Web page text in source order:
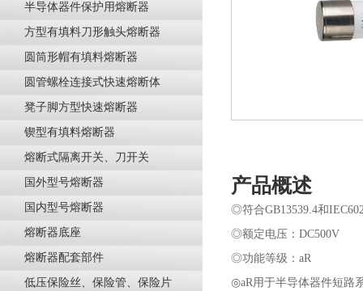
半导体器件保护用熔断器
方型有填料刀形触头熔断器
圆筒形帽有填料熔断器
圆管螺栓连接式快速熔断体
凳子脚方型快速熔断器
锲型有填料熔断器
熔断式隔离开关、刀开关
国外型号熔断器
国内型号熔断器
熔断器底座
熔断器配套部件
低压保险丝、保险管、保险片
产品概述
◎符合GB13539.4和
◎额定电压：DC500V
◎功能等级：aR
◎aR用于半导体器件短路